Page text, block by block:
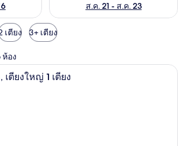
ส.ค. 21 - ส.ค. 23
เตียง 3+ เตียง
ห้อง
เครื่องนอนป้องกันสารก่อภูมิแพ้, ตู้นิรภั
ตียงใหญ่ 1 เตียง